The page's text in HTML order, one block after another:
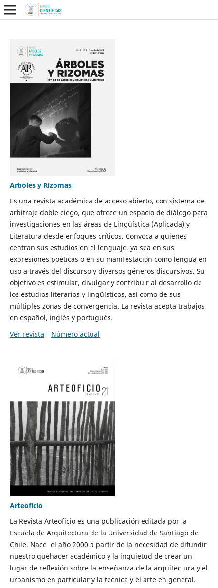
Arboles y Rizomas
Es una revista académica de acceso abierto, con sistema de
arbitraje doble ciego, que ofrece un espacio de diálogo para
investigaciones en las áreas de Lingüística (Aplicada) y
Literatura desde enfoques críticos. Convoca a quienes
centran sus estudios en el lenguaje, ya sea en sus
expresiones poéticas o en su manifestación como lengua en
uso a través del discurso y diversos géneros discursivos. Su
objetivo es estimular, divulgar y contribuir al desarrollo de
los estudios literarios y lingüísticos, así como de sus
múltiples zonas de convergencia. La revista acepta trabajos
en español, inglés y portugués.
Ver revista
Número actual
Arteoficio
La Revista Arteoficio es una publicación editada por la
Escuela de Arquitectura de la Universidad de Santiago de
Chile. Nace el año 2000 a partir de la necesidad de difundir
nuestro quehacer académico y la inquietud de crear un
lugar de reflexión sobre la enseñanza de la arquitectura y el
urbanismo en particular y la técnica y el arte en general.